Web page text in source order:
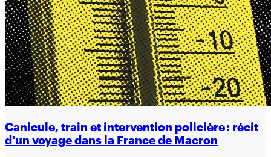
Canicule, train et intervention policière : récit
d'un voyage dans la France de Macron